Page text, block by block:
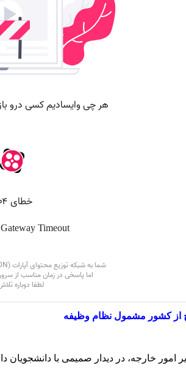
از کشور مشمول نظام وظیفه
امور خارجه، در دیدار صمیمی با دانشجویان